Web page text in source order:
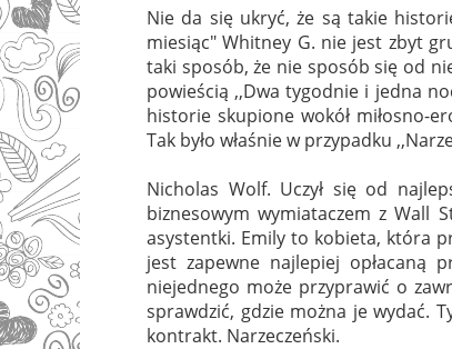
Nie da się ukryć, że są takie
miesiąc" Whitney G. nie jest zbyt
taki sposób, że nie sposób się od
powieścią ,,Dwa tygodnie i jedna
historie skupione wokół miłosno-
Tak było właśnie w przypadku
Nicholas Wolf. Uczył się od
biznesowym wymiataczem z Wall
asystentki. Emily to kobieta, która
jest zapewne najlepiej opłacaną
niejednego może przyprawić o
sprawdzić, gdzie można je wydać.
kontrakt. Narzeczeński.